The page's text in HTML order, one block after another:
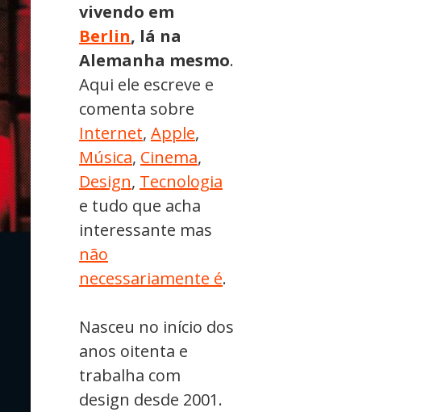
vivendo em
Berlin, lá na
Alemanha mesmo.
Aqui ele escreve e
comenta sobre
Internet, Apple,
Música, Cinema,
Design, Tecnologia
e tudo que acha
interessante mas
não
necessariamente é.
Nasceu no início dos
anos oitenta e
trabalha com
design desde 2001.